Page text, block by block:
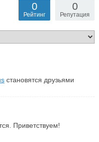
0
Репутация
0
Рейтинг
становятся друзьями
Приветствуем!